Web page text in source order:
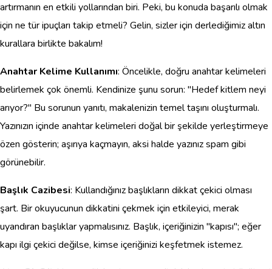
artırmanın en etkili yollarından biri. Peki, bu konuda başarılı olmak
için ne tür ipuçları takip etmeli? Gelin, sizler için derlediğimiz altın
kurallara birlikte bakalım!
Anahtar Kelime Kullanımı: Öncelikle, doğru anahtar kelimeleri
belirlemek çok önemli. Kendinize şunu sorun: "Hedef kitlem neyi
arıyor?" Bu sorunun yanıtı, makalenizin temel taşını oluşturmalı.
Yazınızın içinde anahtar kelimeleri doğal bir şekilde yerleştirmeye
özen gösterin; aşırıya kaçmayın, aksi halde yazınız spam gibi
görünebilir.
Başlık Cazibesi: Kullandığınız başlıkların dikkat çekici olması
şart. Bir okuyucunun dikkatini çekmek için etkileyici, merak
uyandıran başlıklar yapmalısınız. Başlık, içeriğinizin "kapısı"; eğer
kapı ilgi çekici değilse, kimse içeriğinizi keşfetmek istemez.